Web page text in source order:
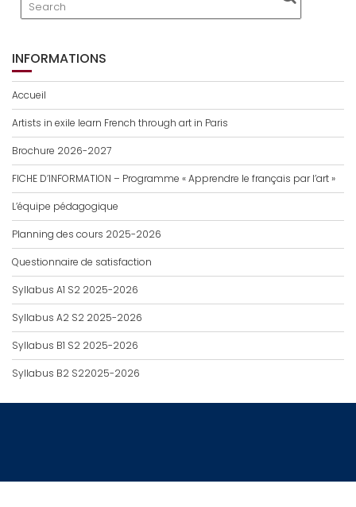
INFORMATIONS
Accueil
Artists in exile learn French through art in Paris
Brochure 2026-2027
FICHE D’INFORMATION – Programme « Apprendre le français par l’art »
L’équipe pédagogique
Planning des cours 2025-2026
Questionnaire de satisfaction
Syllabus A1 S2 2025-2026
Syllabus A2 S2 2025-2026
Syllabus B1 S2 2025-2026
Syllabus B2 S22025-2026